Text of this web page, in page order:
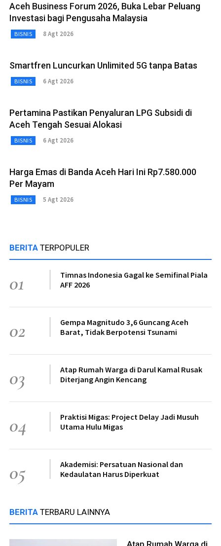
Aceh Business Forum 2026, Buka Lebar Peluang
Investasi bagi Pengusaha Malaysia
BISNIS 8 Agt 2026
Smartfren Luncurkan Unlimited 5G tanpa Batas
BISNIS 6 Agt 2026
Pertamina Pastikan Penyaluran LPG Subsidi di
Aceh Tengah Sesuai Alokasi
BISNIS 6 Agt 2026
Harga Emas di Banda Aceh Hari Ini Rp7.580.000
Per Mayam
BISNIS 5 Agt 2026
BERITA TERPOPULER
01
Timnas Indonesia Gagal ke Semifinal Piala
AFF 2026
02
Gempa Magnitudo 3,6 Guncang Aceh
Barat, Tidak Berpotensi Tsunami
03
Atap Rumah Warga di Darul Kamal Rusak
Diterjang Angin Kencang
04
Praktisi Migas: Project Delay Jadi Musuh
Utama Hulu Migas
05
Akademisi: Persatuan Nasional dan
Kedaulatan Harus Diperkuat
BERITA TERBARU LAINNYA
Atap Rumah Warga di